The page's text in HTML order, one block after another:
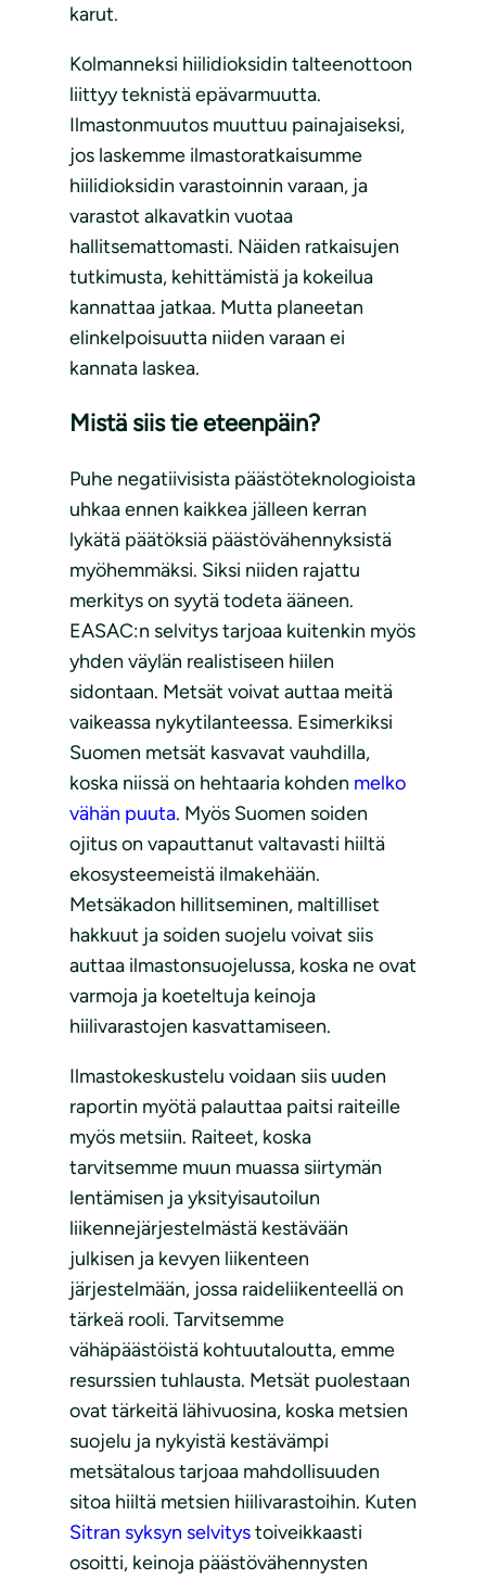
karut.
Kolmanneksi hiilidioksidin talteenottoon
liittyy teknistä epävarmuutta.
Ilmastonmuutos muuttuu painajaiseksi,
jos laskemme ilmastoratkaisumme
hiilidioksidin varastoinnin varaan, ja
varastot alkavatkin vuotaa
hallitsemattomasti. Näiden ratkaisujen
tutkimusta, kehittämistä ja kokeilua
kannattaa jatkaa. Mutta planeetan
elinkelpoisuutta niiden varaan ei
kannata laskea.
Mistä siis tie eteenpäin?
Puhe negatiivisista päästöteknologioista
uhkaa ennen kaikkea jälleen kerran
lykätä päätöksiä päästövähennyksistä
myöhemmäksi. Siksi niiden rajattu
merkitys on syytä todeta ääneen.
EASAC:n selvitys tarjoaa kuitenkin myös
yhden väylän realistiseen hiilen
sidontaan. Metsät voivat auttaa meitä
vaikeassa nykytilanteessa. Esimerkiksi
Suomen metsät kasvavat vauhdilla,
koska niissä on hehtaaria kohden melko
vähän puuta. Myös Suomen soiden
ojitus on vapauttanut valtavasti hiiltä
ekosysteemeistä ilmakehään.
Metsäkadon hillitseminen, maltilliset
hakkuut ja soiden suojelu voivat siis
auttaa ilmastonsuojelussa, koska ne ovat
varmoja ja koeteltuja keinoja
hiilivarastojen kasvattamiseen.
Ilmastokeskustelu voidaan siis uuden
raportin myötä palauttaa paitsi raiteille
myös metsiin. Raiteet, koska
tarvitsemme muun muassa siirtymän
lentämisen ja yksityisautoilun
liikennejärjestelmästä kestävään
julkisen ja kevyen liikenteen
järjestelmään, jossa raideliikenteellä on
tärkeä rooli. Tarvitsemme
vähäpäästöistä kohtuutaloutta, emme
resurssien tuhlausta. Metsät puolestaan
ovat tärkeitä lähivuosina, koska metsien
suojelu ja nykyistä kestävämpi
metsätalous tarjoaa mahdollisuuden
sitoa hiiltä metsien hiilivarastoihin. Kuten
Sitran syksyn selvitystoiveikkaasti
osoitti, keinoja päästövähennysten